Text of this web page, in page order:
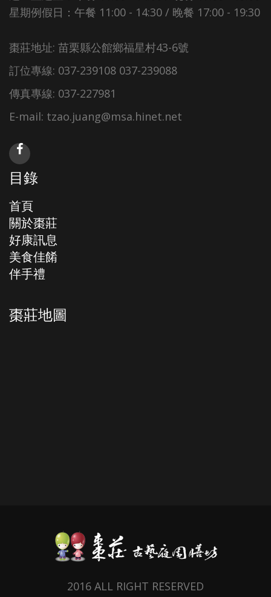
星期例假日：午餐 11:00 - 14:30 / 晚餐 17:00 - 19:30
棗莊地址: 苗栗縣公館鄉福星村43-6號
訂位專線: 037-239108 037-239088
傳真專線: 037-227981
E-mail: tzao.juang@msa.hinet.net
目錄
首頁
關於棗莊
好康訊息
美食佳餚
伴手禮
棗莊地圖
2016 ALL RIGHT RESERVED